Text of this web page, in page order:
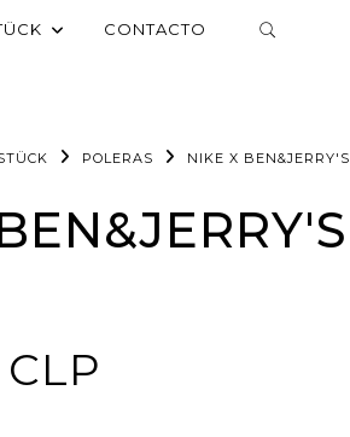
CONTACTO
POLERAS NIKE X BEN&JERRY'S